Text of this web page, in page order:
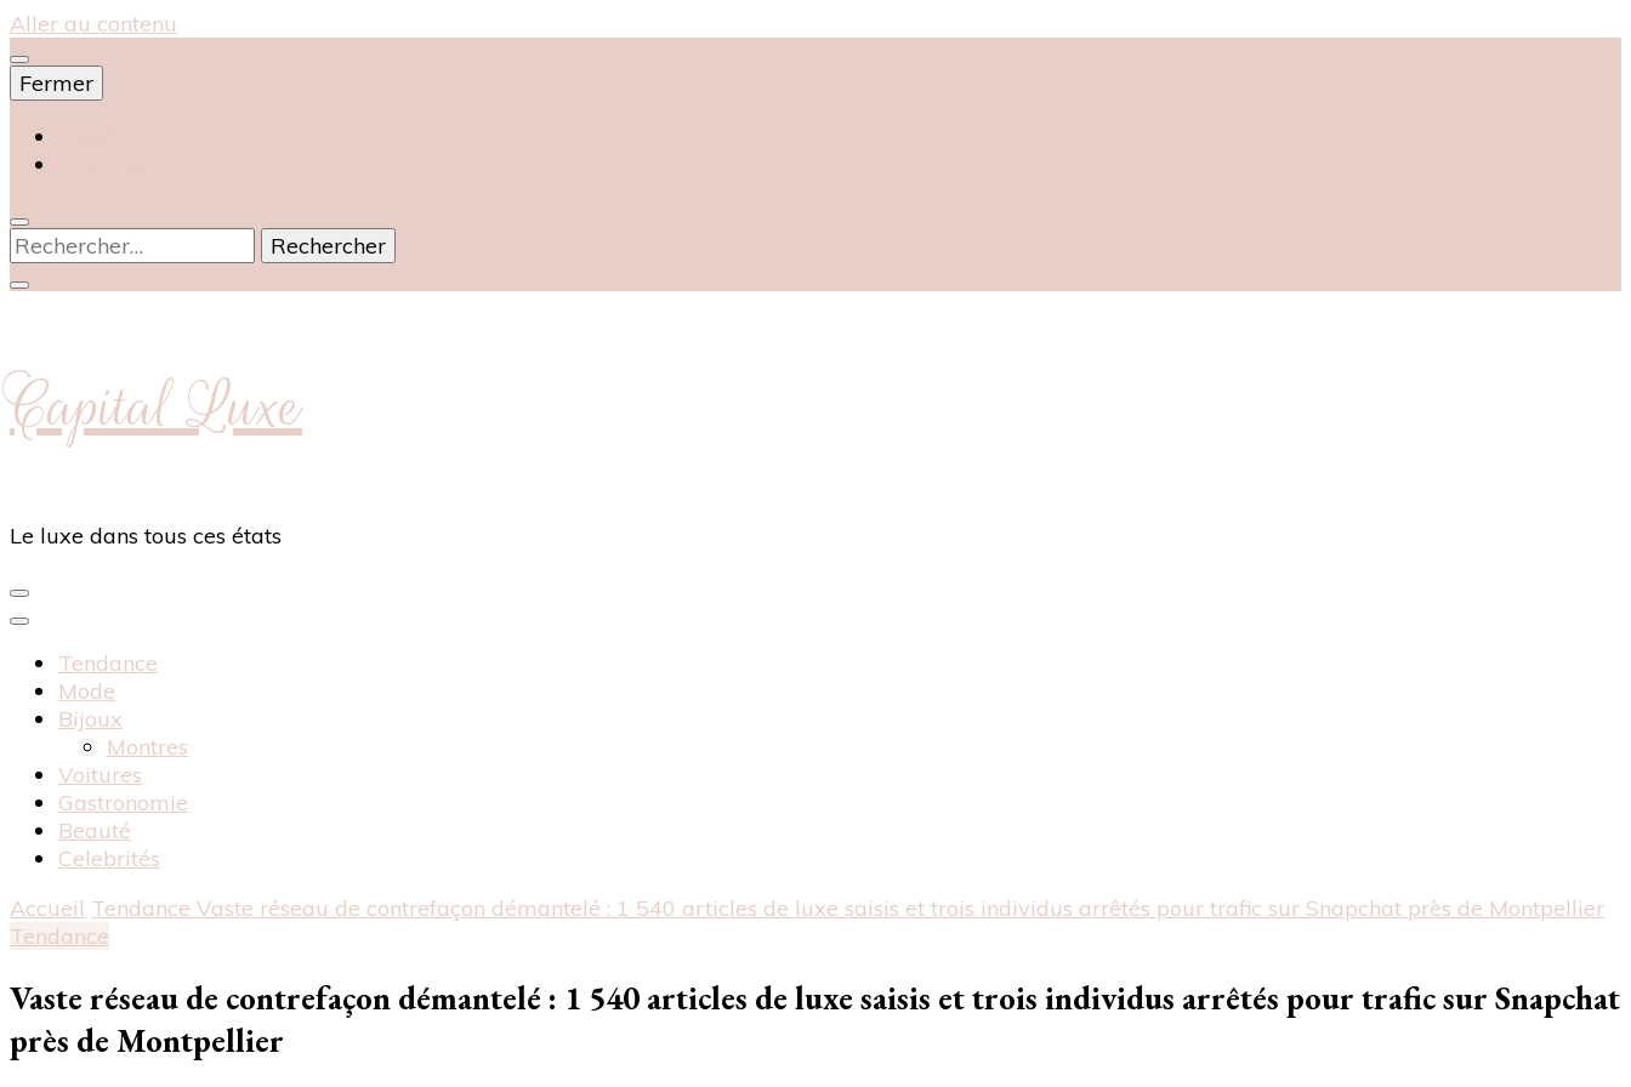
Aller au contenu
Fermer
Rechercher :
Capital Luxe
Le luxe dans tous ces états
Tendance
Mode
Bijoux
Montres
Voitures
Gastronomie
Beauté
Celebrités
Accueil Tendance Vaste réseau de contrefaçon démantelé : 1 540 articles de luxe saisis et trois individus arrêtés pour trafic sur Snapchat près de Montpellier
Tendance
Vaste réseau de contrefaçon démantelé : 1 540 articles de luxe saisis et trois individus arrêtés pour trafic sur Snapchat
près de Montpellier